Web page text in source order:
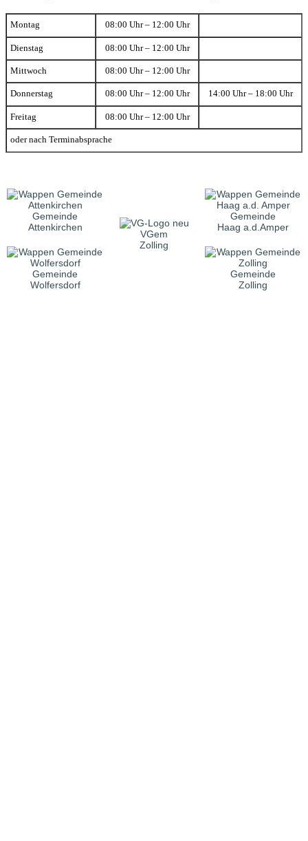
Montag 08:00 Uhr – 12:00 Uhr
Dienstag 08:00 Uhr – 12:00 Uhr
Mittwoch 08:00 Uhr – 12:00 Uhr
Donnerstag 08:00 Uhr – 12:00 Uhr 14:00 Uhr – 18:00 Uhr
Freitag 08:00 Uhr – 12:00 Uhr
oder nach Terminabsprache
Gemeinde
Attenkirchen
VGem
Zolling
Gemeinde
Haag a.d.Amper
Gemeinde
Wolfersdorf
Gemeinde
Zolling